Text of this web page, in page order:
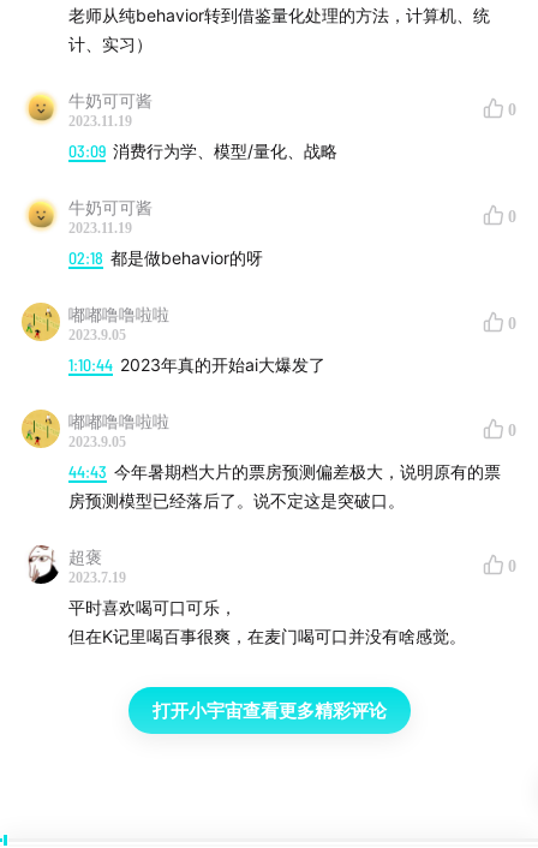
男子挑战看女主播的搞笑视频：
复旦管院 吕莎莎 肖莉
A Video-Based Automated Recommender（VAR）
System for Garments
研究中建立了基于视频数据的自动推荐模型（Video-
Based Automated Recommender, VAR），VAR模型首
作，并从中推断出顾客的偏好，最后为顾客做出个性化的
复旦管院 肖莉
通过改变模特的脸，提升人们对于广告的偏好，
www.thepaper.cn
预测音乐是否会走红
老师从纯behavior转到借鉴量化处理的方法，计算机、统
计、实习）
牛奶可可酱
2023.11.19
0
03:09 消费行为学、模型/量化、战略
牛奶可可酱
2023.11.19
0
02:18 都是做behavior的呀
嘟嘟噜噜啦啦
2023.9.05
0
1:10:44 2023年真的开始ai大爆发了
嘟嘟噜噜啦啦
2023.9.05
0
44:43 今年暑期档大片的票房预测偏差极大，说明原有的票
房预测模型已经落后了。说不定这是突破口。
超褒
2023.7.19
0
平时喜欢喝可口可乐，
但在K记里喝百事很爽，在麦门喝可口并没有啥感觉。
打开小宇宙查看更多精彩评论